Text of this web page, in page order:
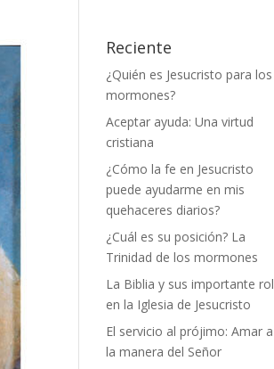
Reciente
¿Quién es Jesucristo para los
mormones?
Aceptar ayuda: Una virtud
cristiana
¿Cómo la fe en Jesucristo
puede ayudarme en mis
quehaceres diarios?
¿Cuál es su posición? La
Trinidad de los mormones
La Biblia y sus importante rol
en la Iglesia de Jesucristo
El servicio al prójimo: Amar a
la manera del Señor